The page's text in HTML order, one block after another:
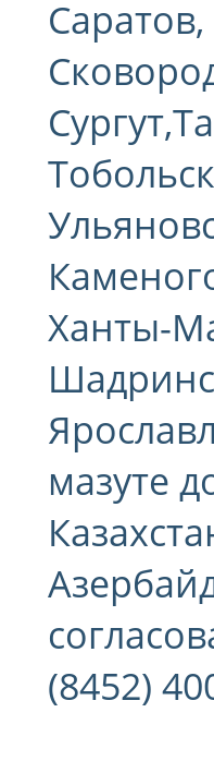
Ханты-
мазуте
(8452)